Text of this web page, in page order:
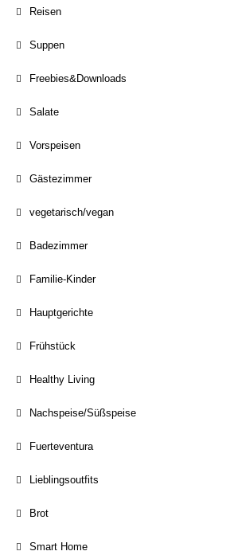
Reisen
Suppen
Freebies&Downloads
Salate
Vorspeisen
Gästezimmer
vegetarisch/vegan
Badezimmer
Familie-Kinder
Hauptgerichte
Frühstück
Healthy Living
Nachspeise/Süßspeise
Fuerteventura
Lieblingsoutfits
Brot
Smart Home